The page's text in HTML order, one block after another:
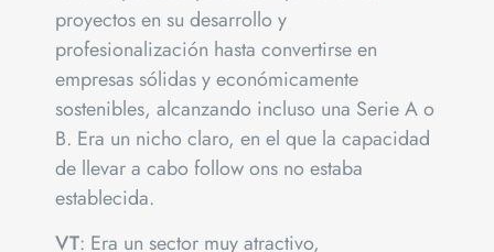
proyectos en su desarrollo y
profesionalización hasta convertirse en
empresas sólidas y económicamente
sostenibles, alcanzando incluso una Serie A o
B. Era un nicho claro, en el que la capacidad
de llevar a cabo follow ons no estaba
establecida.
VT: Era un sector muy atractivo,